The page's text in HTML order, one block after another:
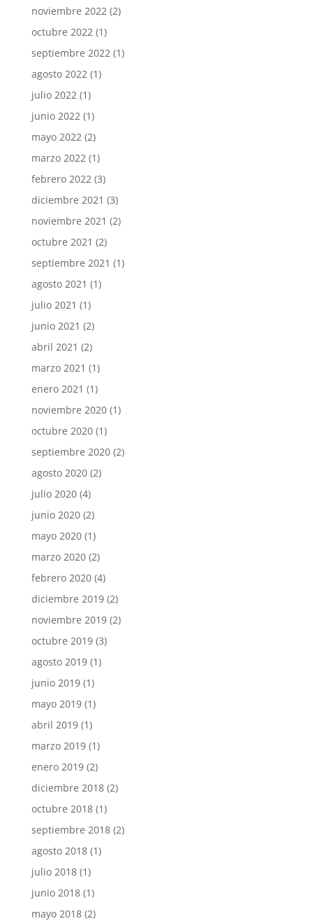
noviembre 2022(2)
octubre 2022(1)
septiembre 2022(1)
agosto 2022(1)
julio 2022(1)
junio 2022(1)
mayo 2022(2)
marzo 2022(1)
febrero 2022(3)
diciembre 2021 (3)
noviembre 2021 (2)
octubre 2021 (2)
septiembre 2021 (1)
agosto 2021 (1)
julio 2021 (1)
junio 2021 (2)
abril 2021 (2)
marzo 2021 (1)
enero 2021 (1)
noviembre 2020(1)
octubre 2020(1)
septiembre 2020(2)
agosto 2020(2)
julio 2020(4)
junio 2020(2)
mayo 2020(1)
marzo 2020(2)
febrero 2020(4)
diciembre 2019(2)
noviembre 2019(2)
octubre 2019(3)
agosto 2019(1)
junio 2019(1)
mayo 2019(1)
abril 2019(1)
marzo 2019(1)
enero 2019(2)
diciembre 2018(2)
octubre 2018(1)
septiembre 2018(2)
agosto 2018(1)
julio 2018(1)
junio 2018(1)
mayo 2018(2)